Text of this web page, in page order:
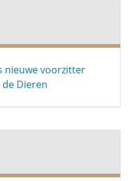
nieuwe voorzitter
Dieren